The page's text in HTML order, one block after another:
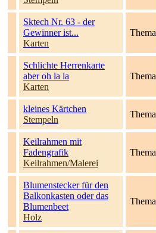
Sktech Nr. 63 - der
Gewinner ist...
Karten
Thema
Schlichte Herrenkarte
aber oh la la
Karten
Thema
kleines Kärtchen
Stempeln
Thema
Keilrahmen mit
Fadengrafik
Keilrahmen/Malerei
Thema
Blumenstecker für den
Balkonkasten oder das
Blumenbeet
Holz
Thema